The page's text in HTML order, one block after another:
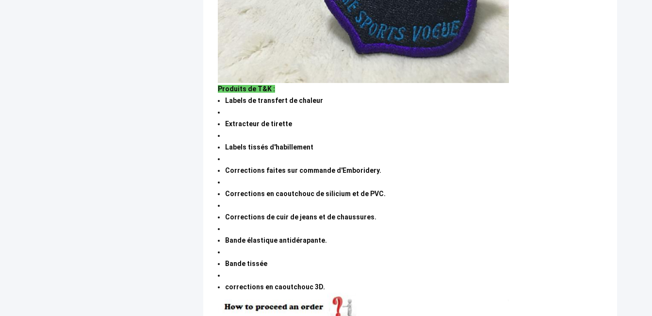
Produits de T&K :
Labels de transfert de chaleur
Extracteur de tirette
Labels tissés d'habillement
Corrections faites sur commande d'Emboridery.
Corrections en caoutchouc de silicium et de PVC.
Corrections de cuir de jeans et de chaussures.
Bande élastique antidérapante.
Bande tissée
corrections en caoutchouc 3D.